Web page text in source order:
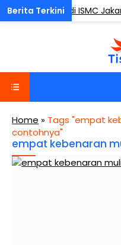
(ODM) di ISMC
Home » Tags "empat
contohnya"
empat kebenaran